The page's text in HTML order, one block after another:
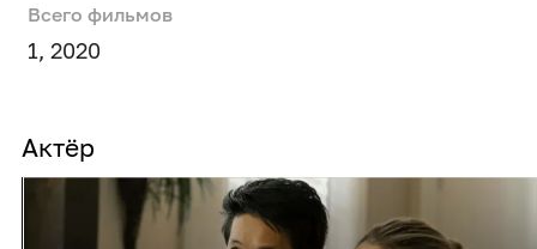
Всего фильмов
1, 2020
Актёр